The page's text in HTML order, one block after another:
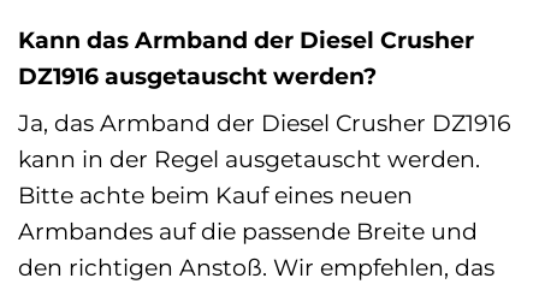
Kann das Armband der Diesel Crusher
DZ1916 ausgetauscht werden?
Ja, das Armband der Diesel Crusher DZ1916
kann in der Regel ausgetauscht werden.
Bitte achte beim Kauf eines neuen
Armbandes auf die passende Breite und
den richtigen Anstoß. Wir empfehlen, das